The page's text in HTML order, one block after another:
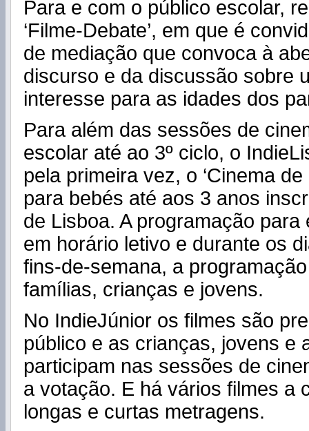
Para e com o público escolar,
‘Filme-Debate’, em que é
de mediação que convoca à
discurso e da discussão sobre
interesse para as idades dos
Para além das sessões de
escolar até ao 3º ciclo, o
pela primeira vez, o ‘Cinema de
para bebés até aos 3 anos
de Lisboa. A programação para
em horário letivo e durante os
fins-de-semana, a
famílias, crianças e jovens.
No IndieJúnior os filmes são
público e as crianças, jovens e
participam nas sessões de
a votação. E há vários filmes a
longas e curtas metragens.